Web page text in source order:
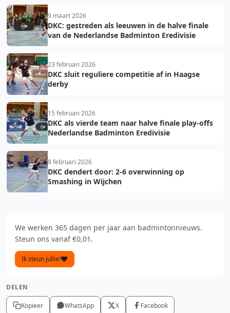
9 maart 2026
DKC: gestreden als leeuwen in de halve finale
van de Nederlandse Badminton Eredivisie
23 februari 2026
DKC sluit reguliere competitie af in Haagse
derby
15 februari 2026
DKC als vierde team naar halve finale play-offs
Nederlandse Badminton Eredivisie
8 februari 2026
DKC dendert door: 2-6 overwinning op
Smashing in Wijchen
We werken 365 dagen per jaar aan badmintonnieuws.
Steun ons vanaf €0,01.
Ik steun jullie!
DELEN
Kopieer WhatsApp X Facebook